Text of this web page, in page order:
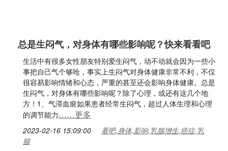
总是生闷气，对身体有哪些影响呢？快来看看吧
生活中有很多女性朋友特别爱生闷气，动不动就会因为一些小
事把自己气个够呛，事实上生闷气对身体健康非常不利，不仅
很容易影响情绪和心态，严重的甚至还会影响身体健康。总是
生闷气，对身体有哪些影响呢？除了心理，或还有这几个地
方！1、气滞血瘀如果患者经常生闷气，超过人体生理和心理
的调节能力……更多
2023-02-16 15:09:00
看吧,身体,影响,乳腺增生,癌症,乳
腺